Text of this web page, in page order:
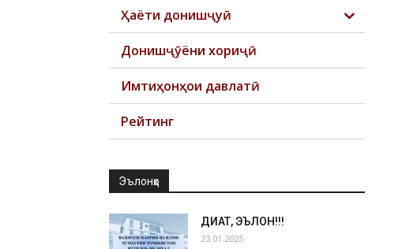
Ҳаёти донишҷуӣ
Донишҷӯёни хориҷӣ
Имтиҳонҳои давлатӣ
Рейтинг
Эълонҳо
ДИҚҚАТ, ЭЪЛОН!!!
23.01.2025